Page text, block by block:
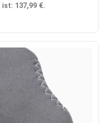
137,99 €.